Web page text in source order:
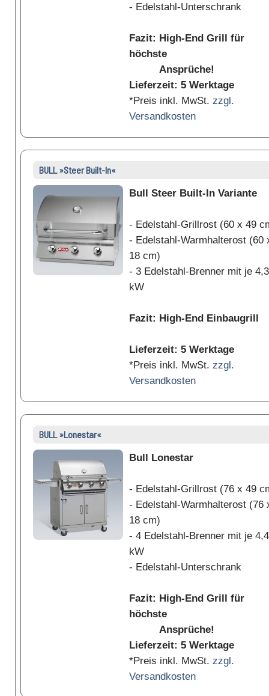
- Edelstahl-Unterschrank
Fazit: High-End Grill für
höchste
Ansprüche!
Lieferzeit: 5 Werktage
*Preis inkl. MwSt. zzgl.
Versandkosten
BULL »Steer Built-In«
Bull Steer Built-In Variante
- Edelstahl-Grillrost (60 x 49
- Edelstahl-Warmhalterost (60
18 cm)
- 3 Edelstahl-Brenner mit je 4,3
kW
Fazit: High-End Einbaugrill
Lieferzeit: 5 Werktage
*Preis inkl. MwSt. zzgl.
Versandkosten
BULL »Lonestar«
Bull Lonestar
- Edelstahl-Grillrost (76 x 49
- Edelstahl-Warmhalterost (76
18 cm)
- 4 Edelstahl-Brenner mit je 4,4
kW
- Edelstahl-Unterschrank
Fazit: High-End Grill für
höchste
Ansprüche!
Lieferzeit: 5 Werktage
*Preis inkl. MwSt. zzgl.
Versandkosten